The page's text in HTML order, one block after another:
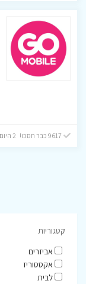
קטגוריות
אביזרים
אקססוריז
לבית